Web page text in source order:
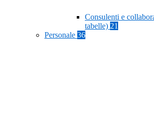
Consulenti e
tabelle) 21
Personale 36